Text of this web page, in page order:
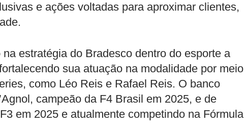
e ações voltadas para aproximar clientes,
estratégia do Bradesco dentro do esporte a
sua atuação na modalidade por meio
como Léo Reis e Rafael Reis. O banco
campeão da F4 Brasil em 2025, e de
em 2025 e atualmente competindo na Fórmula